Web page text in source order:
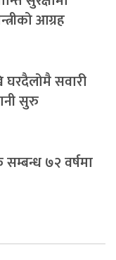
आग्रह
सवारी
सुरु
७२ वर्षमा